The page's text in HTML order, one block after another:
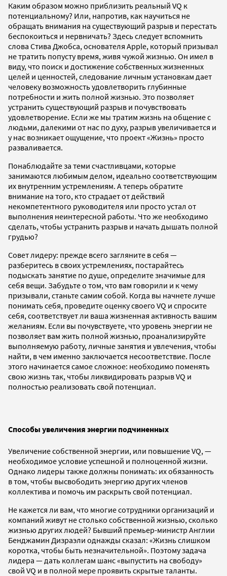
Каким образом можно приблизить реальный VQ к
потенциальному? Или, напротив, как научиться не
обращать внимания на существующий разрыв и перестать
беспокоиться и нервничать? Здесь следует вспомнить
слова Стива Джобса, основателя Apple, который призывал
не тратить попусту время, живя чужой жизнью. Он имел в
виду, что поиск и достижение собственных жизненных
целей и ценностей, следование личным установкам дает
человеку возможность удовлетворить глубинные
потребности и жить полной жизнью. Это позволяет
устранить существующий разрыв и почувствовать
удовлетворение. Если же мы тратим жизнь на общение с
людьми, далекими от нас по духу, разрыв увеличивается и
у нас возникает ощущение, что проект «Жизнь» просто
разваливается.
Понаблюдайте за теми счастливцами, которые
занимаются любимым делом, идеально соответствующим
их внутренним устремлениям. А теперь обратите
внимание на того, кто страдает от действий
некомпетентного руководителя или просто устал от
выполнения неинтересной работы. Что же необходимо
сделать, чтобы устранить разрыв и начать дышать полной
грудью?
Совет лидеру: прежде всего загляните в себя —
разберитесь в своих устремлениях, постарайтесь
подыскать занятие по душе, определите значимые для
себя вещи. Забудьте о том, что вам говорили и к чему
призывали, станьте самим собой. Когда вы начнете лучше
понимать себя, проведите оценку своего VQ и спросите
себя, соответствует ли ваша жизненная активность вашим
желаниям. Если вы почувствуете, что уровень энергии не
позволяет вам жить полной жизнью, проанализируйте
выполняемую работу, личные занятия и увлечения, чтобы
найти, в чем именно заключается несоответствие. После
этого начинается самое сложное: необходимо поменять
свою жизнь так, чтобы ликвидировать разрыв VQ и
полностью реализовать свой потенциал.
Способы увеличения энергии подчиненных
Увеличение собственной энергии, или повышение VQ, —
необходимое условие успешной и полноценной жизни.
Однако лидеры также должны понимать: их обязанность
в том, чтобы высвободить энергию других членов
коллектива и помочь им раскрыть свой потенциал.
Не кажется ли вам, что многие сотрудники организаций и
компаний живут не столько собственной жизнью, сколько
жизнью других людей? Бывший премьер-министр Англии
Бенджамин Дизраэли однажды сказал: «Жизнь слишком
коротка, чтобы быть незначительной». Поэтому задача
лидера — дать коллегам шанс «выпустить на свободу»
свой VQ и в полной мере проявить скрытые таланты.